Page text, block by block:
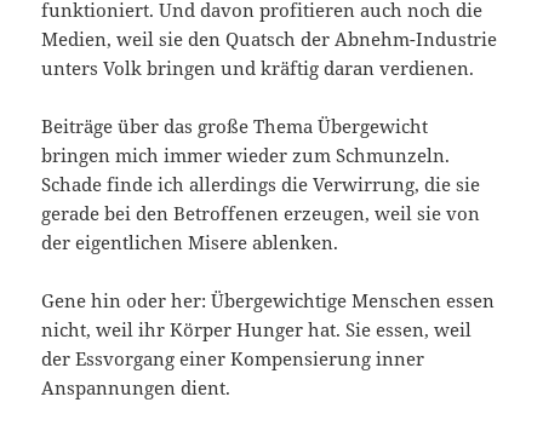
funktioniert. Und davon profitieren auch noch die
Medien, weil sie den Quatsch der Abnehm-Industrie
unters Volk bringen und kräftig daran verdienen.
Beiträge über das große Thema Übergewicht
bringen mich immer wieder zum Schmunzeln.
Schade finde ich allerdings die Verwirrung, die sie
gerade bei den Betroffenen erzeugen, weil sie von
der eigentlichen Misere ablenken.
Gene hin oder her: Übergewichtige Menschen essen
nicht, weil ihr Körper Hunger hat. Sie essen, weil
der Essvorgang einer Kompensierung inner
Anspannungen dient.